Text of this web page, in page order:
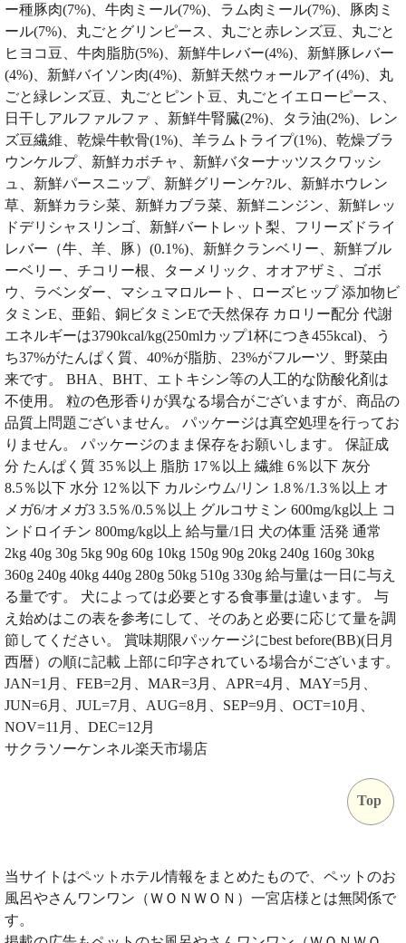
ー種豚肉(7%)、牛肉ミール(7%)、ラム肉ミール(7%)、豚肉ミ
ール(7%)、丸ごとグリンピース、丸ごと赤レンズ豆、丸ごと
ヒヨコ豆、牛肉脂肪(5%)、新鮮牛レバー(4%)、新鮮豚レバー
(4%)、新鮮バイソン肉(4%)、新鮮天然ウォールアイ(4%)、丸
ごと緑レンズ豆、丸ごとピント豆、丸ごとイエローピース、
日干しアルファルファ 、新鮮牛腎臓(2%)、タラ油(2%)、レン
ズ豆繊維、乾燥牛軟骨(1%)、羊ラムトライプ(1%)、乾燥ブラ
ウンケルプ、新鮮カボチャ、新鮮バターナッツスクワッシ
ュ、新鮮パースニップ、新鮮グリーンケ?ル、新鮮ホウレン
草、新鮮カラシ菜、新鮮カブラ菜、新鮮ニンジン、新鮮レッ
ドデリシャスリンゴ、新鮮バートレット梨、フリーズドライ
レバー（牛、羊、豚）(0.1%)、新鮮クランベリー、新鮮ブル
ーベリー、チコリー根、ターメリック、オオアザミ、ゴボ
ウ、ラベンダー、マシュマロルート、ローズヒップ 添加物ビ
タミンE、亜鉛、銅ビタミンEで天然保存 カロリー配分 代謝
エネルギーは3790kcal/kg(250mlカップ1杯につき455kcal)、う
ち37%がたんぱく質、40%が脂肪、23%がフルーツ、野菜由
来です。 BHA、BHT、エトキシン等の人工的な防酸化剤は
不使用。 粒の色形香りが異なる場合がございますが、商品の
品質上問題ございません。 パッケージは真空処理を行ってお
りません。 パッケージのまま保存をお願いします。 保証成
分 たんぱく質 35％以上 脂肪 17％以上 繊維 6％以下 灰分
8.5％以下 水分 12％以下 カルシウム/リン 1.8％/1.3％以上 オ
メガ6/オメガ3 3.5％/0.5％以上 グルコサミン 600mg/kg以上 コ
ンドロイチン 800mg/kg以上 給与量/1日 犬の体重 活発 通常
2kg 40g 30g 5kg 90g 60g 10kg 150g 90g 20kg 240g 160g 30kg
360g 240g 40kg 440g 280g 50kg 510g 330g 給与量は一日に与え
る量です。 犬によっては必要とする食事量は違います。 与
え始めはこの表を参考にして、そのあと必要に応じて量を調
節してください。 賞味期限パッケージにbest before(BB)(日月
西暦）の順に記載 上部に印字されている場合がございます。
JAN=1月、FEB=2月、MAR=3月、APR=4月、MAY=5月、
JUN=6月、JUL=7月、AUG=8月、SEP=9月、OCT=10月、
NOV=11月、DEC=12月
サクラソーケンネル楽天市場店
Top
当サイトはペットホテル情報をまとめたもので、ペットのお
風呂やさんワンワン（ＷＯＮＷＯＮ）一宮店様とは無関係で
す。